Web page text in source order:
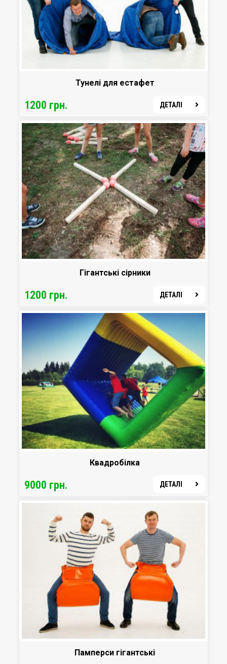
Тунелі для естафет
1200 грн. ДЕТАЛІ
Гігантські сірники
1200 грн. ДЕТАЛІ
Квадробілка
9000 грн. ДЕТАЛІ
Памперси гігантські